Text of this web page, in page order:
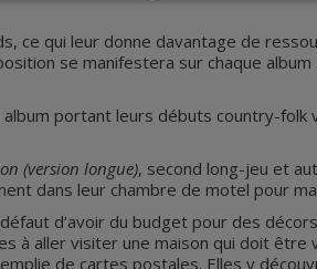
ce qui leur donne davantage de
se manifestera sur chaque
album portant leurs débuts country-
(version longue), second long-jeu et
dans leur chambre de motel pour
d’avoir du budget pour des
à aller visiter une maison qui doit
de cartes postales. Elles y